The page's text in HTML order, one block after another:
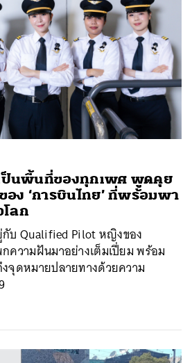
ป็นพื้นที่ของทุกเพศ พูดคุย
ง ‘การบินไทย’ ที่พร้อมพา
ลก
กับ Qualified Pilot หญิงของ
วามฝันมาอย่างเต็มเปี่ยม พร้อม
จุดหมายปลายทางด้วยความ